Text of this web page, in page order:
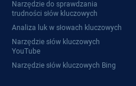
Narzędzie do sprawdzania
trudności słów kluczowych
Analiza luk w słowach kluczowych
Narzędzie słów kluczowych
YouTube
Narzędzie słów kluczowych Bing